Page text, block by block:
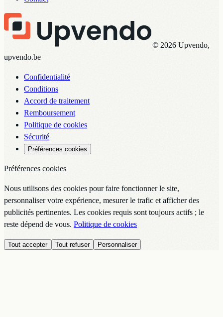
© 2026 Upvendo,
upvendo.be
Confidentialité
Conditions
Accord de traitement
Remboursement
Politique de cookies
Sécurité
Préférences cookies
Préférences cookies
Nous utilisons des cookies pour faire fonctionner le site,
personnaliser votre expérience, mesurer le trafic et afficher des
publicités pertinentes. Les cookies requis sont toujours actifs ; le
reste dépend de vous. Politique de cookies
Tout accepter Tout refuser Personnaliser